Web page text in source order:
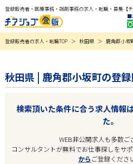
登録販売者・医療事務・調剤事務の求人・転職・募集【チ
登録販売者の求人・転職TOP 秋田県 鹿角郡小坂
秋田県 | 鹿角郡小坂町の登録
検索頂いた条件に合う求人情報
た。
WEB非公開求人も多数ご
コンサルタントが無料でお仕事探しをサ
から ご登録くださ